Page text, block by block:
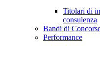
Titolari di
consulenza
Bandi di
Performance